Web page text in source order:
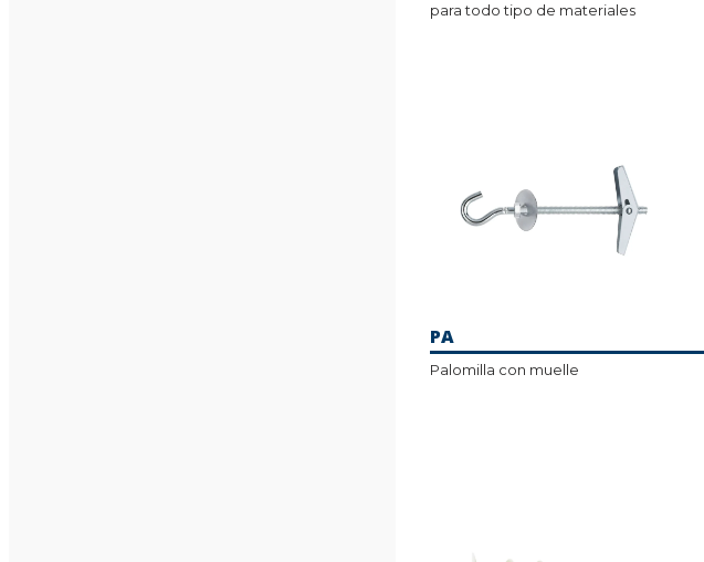
para todo tipo de materiales
PA
Palomilla con muelle